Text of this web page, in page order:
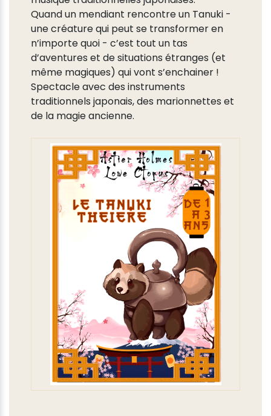
Quand un mendiant rencontre un Tanuki -
une créature qui peut se transformer en
n’importe quoi - c’est tout un tas
d’aventures et de situations étranges (et
même magiques) qui vont s’enchainer !
Spectacle avec des instruments
traditionnels japonais, des marionnettes et
de la magie ancienne.